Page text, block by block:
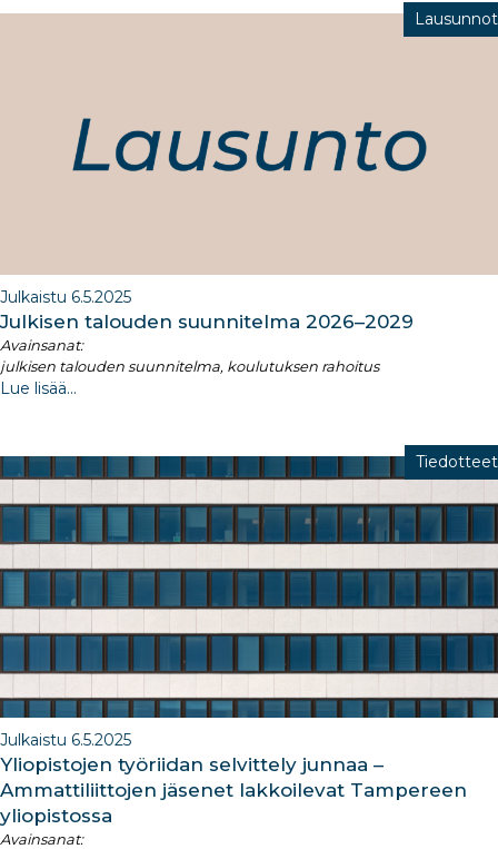
Lausunnot
Julkaistu 6.5.2025
Julkisen talouden suunnitelma 2026–2029​
Avainsanat:
julkisen talouden suunnitelma, koulutuksen rahoitus
Lue lisää...
Tiedotteet
Julkaistu 6.5.2025
Yliopistojen työriidan selvittely junnaa –
Ammattiliittojen jäsenet lakkoilevat Tampereen
yliopistossa
Avainsanat: